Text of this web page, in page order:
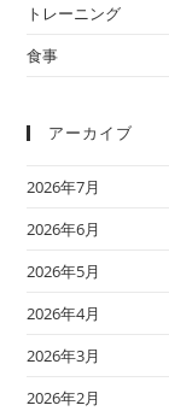
トレーニング
食事
アーカイブ
2026年7月
2026年6月
2026年5月
2026年4月
2026年3月
2026年2月